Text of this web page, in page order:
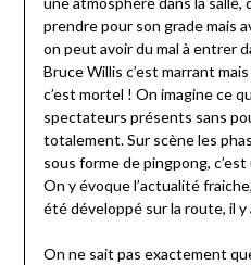
prendre pour son grade mais
on peut avoir du mal à entrer
Bruce Willis c’est marrant
c’est mortel ! On imagine ce
spectateurs présents sans
totalement. Sur scène les
sous forme de pingpong,
On y évoque l’actualité
été développé sur la route, il
On ne sait pas exactement